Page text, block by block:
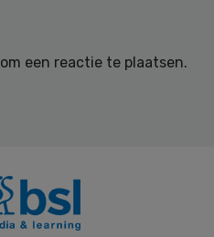
om een reactie te plaatsen.